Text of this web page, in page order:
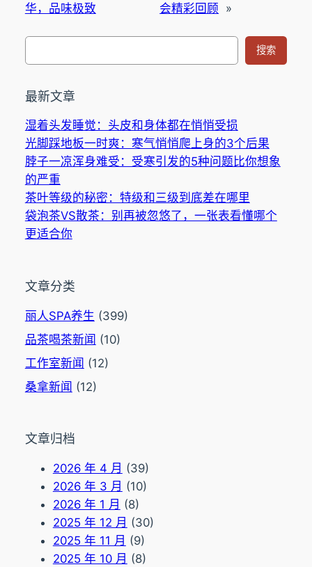
华，品味极致
会精彩回顾 »
搜
搜索
最新文章
湿着头发睡觉：头皮和身体都在悄悄受损
光脚踩地板一时爽：寒气悄悄爬上身的3个后果
脖子一凉浑身难受：受寒引发的5种问题比你想象
的严重
茶叶等级的秘密：特级和三级到底差在哪里
袋泡茶VS散茶：别再被忽悠了，一张表看懂哪个
更适合你
文章分类
丽人SPA养生 (399)
品茶喝茶新闻 (10)
工作室新闻 (12)
桑拿新闻 (12)
文章归档
2026 年 4 月 (39)
2026 年 3 月 (10)
2026 年 1 月 (8)
2025 年 12 月 (30)
2025 年 11 月 (9)
2025 年 10 月 (8)